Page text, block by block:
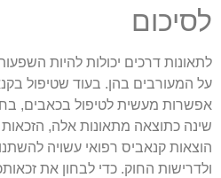
דרכים יכולות להיות השפעות
המעורבים בהן. בעוד שטיפול
כתוצאה מתאונות אלה, הזכאות
קנאביס רפואי עשויה
החוק. כדי לבחון את